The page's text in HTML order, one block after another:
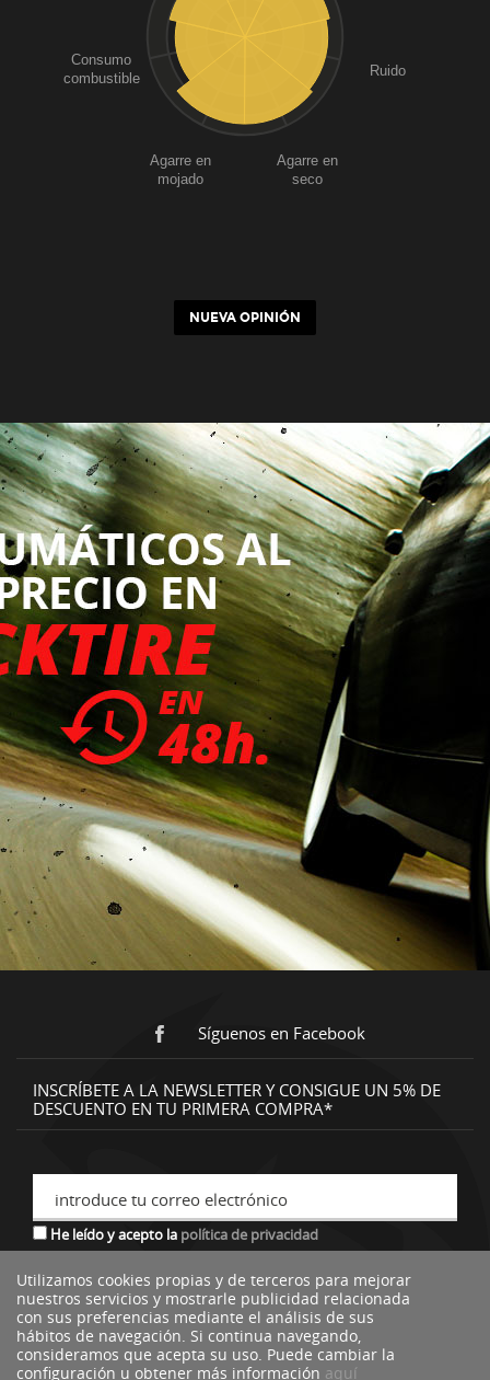
Ruido
Agarre en
seco
Agarre en
mojado
Consumo
combustible
NUEVA OPINIÓN
Síguenos en Facebook
INSCRÍBETE A LA NEWSLETTER Y CONSIGUE UN 5% DE
DESCUENTO EN TU PRIMERA COMPRA*
introduce tu correo electrónico
He leído y acepto la política de privacidad
*descuento no acumulable a otras ofertas o promociones.
Utilizamos cookies propias y de terceros para mejorar
nuestros servicios y mostrarle publicidad relacionada
con sus preferencias mediante el análisis de sus
hábitos de navegación. Si continua navegando,
consideramos que acepta su uso. Puede cambiar la
configuración u obtener más información aquí